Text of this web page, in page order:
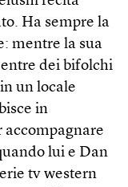
Ha sempre la
mentre la sua
dei bifolchi
un locale
in
lui e Dan
tv western